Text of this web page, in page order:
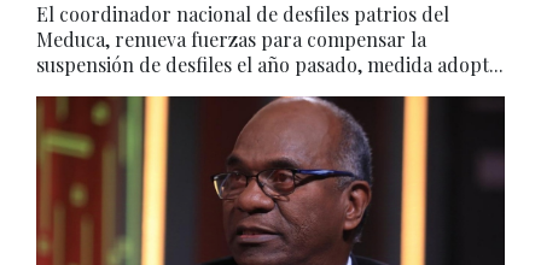
El coordinador nacional de desfiles patrios del
Meduca, renueva fuerzas para compensar la
suspensión de desfiles el año pasado, medida adopt...